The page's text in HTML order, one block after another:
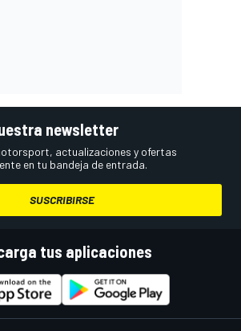
newsletter
actualizaciones y ofertas
en tu bandeja de entrada.
SUSCRIBIRSE
tus aplicaciones